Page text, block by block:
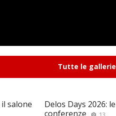
Tutte le gallerie
salone
Delos Days 2026: le
conferenze